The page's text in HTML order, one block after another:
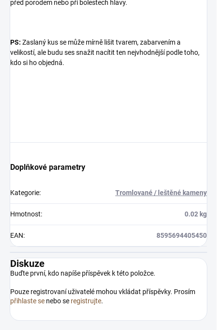
před porodem nebo při bolestech hlavy.
PS: Zaslaný kus se může mírně lišit tvarem, zabarvením a
velikostí, ale budu ses snažit nacítit ten nejvhodnější podle toho,
kdo si ho objedná.
Doplňkové parametry
Kategorie: Tromlované / leštěné kameny
Hmotnost: 0.02 kg
EAN: 8595694405450
Diskuze
Buďte první, kdo napíše příspěvek k této položce.
Pouze registrovaní uživatelé mohou vkládat příspěvky. Prosím
přihlaste se nebo se registrujte.